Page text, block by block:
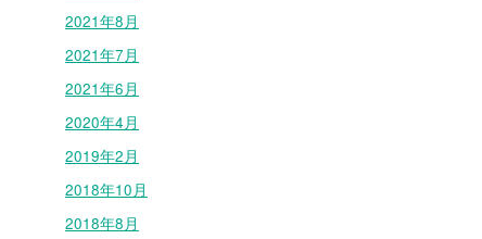
2021年8月
2021年7月
2021年6月
2020年4月
2019年2月
2018年10月
2018年8月